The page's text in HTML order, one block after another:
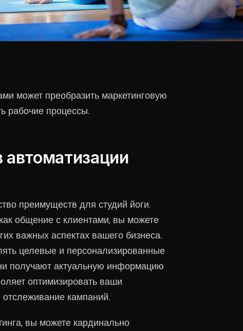
может преобразить маркетинговую
рабочие процессы.
преимуществ для студий йоги.
общение с клиентами, вы можете
важных аспектах вашего бизнеса.
целевые и персонализированные
получают актуальную информацию
оптимизировать ваши
кампаний.
вы можете кардинально